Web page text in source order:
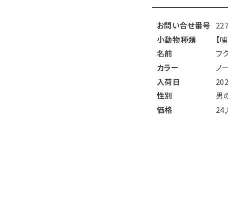
お問い合せ番号
小動物種類
【
名前
フ
カラー
ノ
入荷日
性別
男
価格